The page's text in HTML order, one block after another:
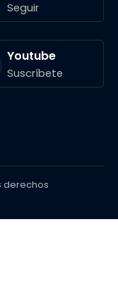
Seguir
Youtube
Suscríbete
derechos